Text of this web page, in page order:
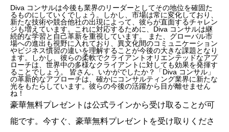
Diva コンサルは今後も業界のリーダーとしてその地位を確固た
るものにしていくでしょう。しかし、市場は常に変化しており、
新たな技術や競合他社の出現によって、彼らが直面するチャレン
ジも増えています。これに対応するために、Diva コンサルは継
続的な学習と自己革新を重視しています。 また、グローバル市
場への進出も視野に入れており、異文化間のコミュニケーション
やビジネス慣習の違いを理解することが今後の大きな課題となり
ます。しかし、彼らの柔軟でクライアントオリエンテッドなアプ
ローチは、世界中の多様なクライアントに対しても効果を発揮す
ることでしょう。 皆さん、いかがでしたか？「Diva コンサル」
の革新的なアプローチは、確かにコンサルティング業界に新たな
光をもたらしています。彼らの今後の活躍から目が離せません
ね！
豪華無料プレゼントは公式ラインから受け取ることが可
能です。今すぐ、豪華無料プレゼントを受け取りくださ